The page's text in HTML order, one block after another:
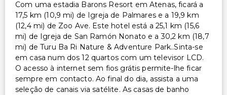
Com uma estadia Barons Resort em Atenas, ficará a
17,5 km (10,9 mi) de Igreja de Palmares e a 19,9 km
(12,4 mi) de Zoo Ave. Este hotel está a 25,1 km (15,6
mi) de Igreja de San Ramón Nonato e a 30,2 km (18,7
mi) de Turu Ba Ri Nature & Adventure Park..Sinta-se
em casa num dos 12 quartos com um televisor LCD.
O acesso à internet sem fios grátis permite-lhe ficar
sempre em contacto. Ao final do dia, assista a uma
seleção de canais via satélite. As casas de banho